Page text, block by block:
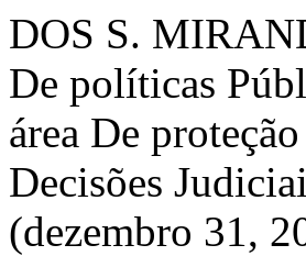
DOS S.
De políticas
área De
Decisões
(dezembro 31,